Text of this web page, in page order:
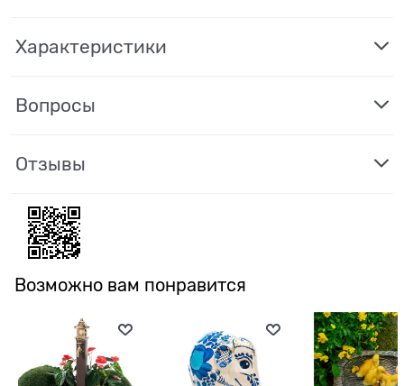
Характеристики
Вопросы
Отзывы
Возможно вам понравится